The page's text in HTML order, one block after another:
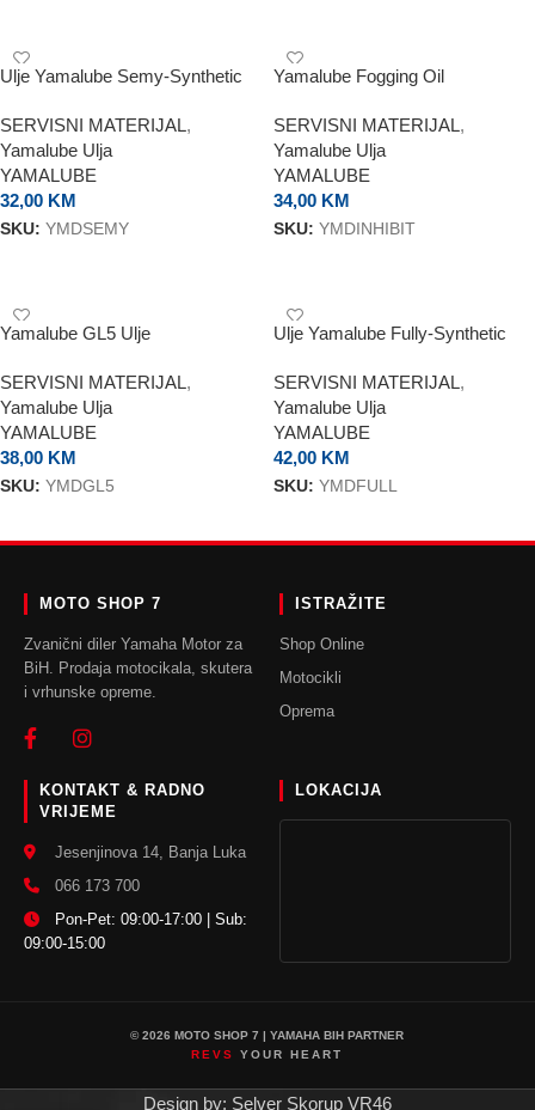
Ulje Yamalube Semy-Synthetic
SERVISNI MATERIJAL,
Yamalube Ulja
YAMALUBE
32,00 KM
SKU: YMDSEMY
Yamalube Fogging Oil
SERVISNI MATERIJAL,
Yamalube Ulja
YAMALUBE
34,00 KM
SKU: YMDINHIBIT
Yamalube GL5 Ulje
SERVISNI MATERIJAL,
Yamalube Ulja
YAMALUBE
38,00 KM
SKU: YMDGL5
Ulje Yamalube Fully-Synthetic
SERVISNI MATERIJAL,
Yamalube Ulja
YAMALUBE
42,00 KM
SKU: YMDFULL
MOTO SHOP 7
Zvanični diler Yamaha Motor za
BiH. Prodaja motocikala, skutera
i vrhunske opreme.
ISTRAŽITE
Shop Online
Motocikli
Oprema
KONTAKT & RADNO
VRIJEME
Jesenjinova 14, Banja Luka
066 173 700
Pon-Pet: 09:00-17:00 | Sub:
09:00-15:00
LOKACIJA
© 2026 MOTO SHOP 7 | YAMAHA BIH PARTNER
REVS
YOUR HEART
Design by: Selver Skorup VR46